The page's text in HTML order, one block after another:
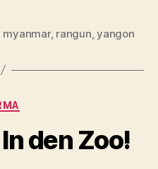
myanmar, rangun ,yangon
Kategorien
den Zoo!